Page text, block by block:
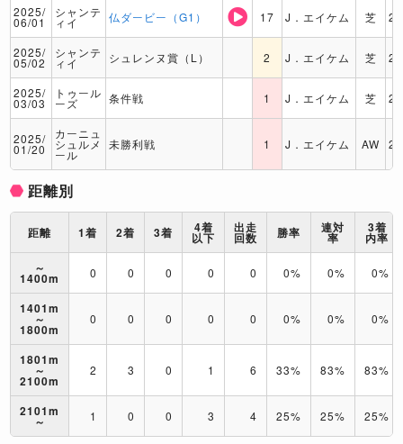
2025/
06/01
シャンテ
ィイ 仏ダービー（G1） 17 J．エイケム 芝
2025/
05/02
シャンテ
ィイ シュレンヌ賞（L） 2 J．エイケム 芝
2025/
03/03
トゥール
ーズ 条件戦 1 J．エイケム 芝
2025/
01/20
カーニュ
シュルメ
ール
未勝利戦 1 J．エイケム AW
距離別
距離 1着 2着 3着 4着
以下
出走
回数 勝率 連対
率
3着
内率
～
1400m 0 0 0 0 0 0% 0% 0%
1401m
～
1800m
0 0 0 0 0 0% 0% 0%
1801m
～
2100m
2 3 0 1 6 33% 83% 83%
2101m
～ 1 0 0 3 4 25% 25% 25%